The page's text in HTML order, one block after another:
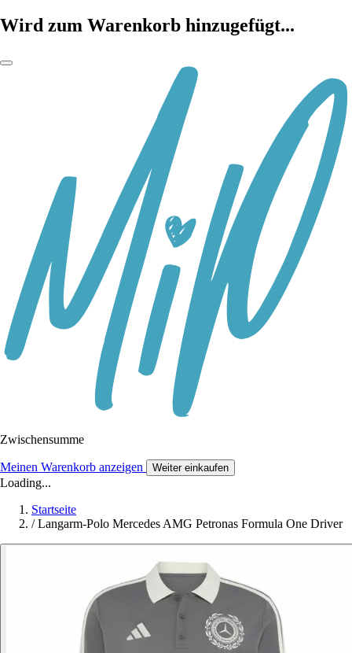
Wird zum Warenkorb hinzugefügt...
Zwischensumme
Meinen Warenkorb anzeigen Weiter einkaufen
Loading...
Startseite
/ Langarm-Polo Mercedes AMG Petronas Formula One Driver